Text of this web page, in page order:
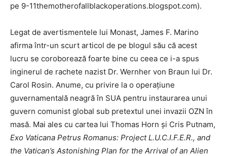
pe 9-11themotherofallblackoperations.blogspot.com).
Legat de avertismentele lui Monast, James F. Marino
afirma într-un scurt articol de pe blogul său că acest
lucru se coroborează foarte bine cu ceea ce i-a spus
inginerul de rachete nazist Dr. Wernher von Braun lui Dr.
Carol Rosin. Anume, cu privire la o operațiune
guvernamentală neagră în SUA pentru instaurarea unui
guvern comunist global sub pretextul unei invazii OZN în
masă. Mai ales cu cartea lui Thomas Horn și Cris Putnam,
Exo Vaticana Petrus Romanus: Project L.U.C.I.F.E.R., and
the Vatican’s Astonishing Plan for the Arrival of an Alien